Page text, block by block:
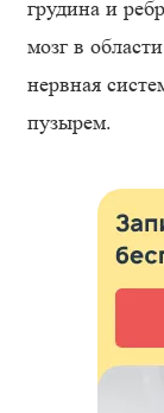
грудина и
мозг в
нервная
пузырем.